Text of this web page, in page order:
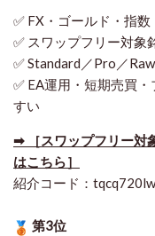
✅ FX・ゴールド・指
✅ スワップフリー対象
✅ Standard／Pro／
✅ EA運用・短期売買
すい
➡ ［スワップフリー対
はこちら］
紹介コード：
第3位